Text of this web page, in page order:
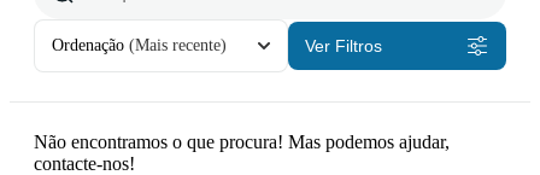
Ordenação (Mais recente) Ver Filtros
Não encontramos o que procura! Mas podemos ajudar,
contacte-nos!